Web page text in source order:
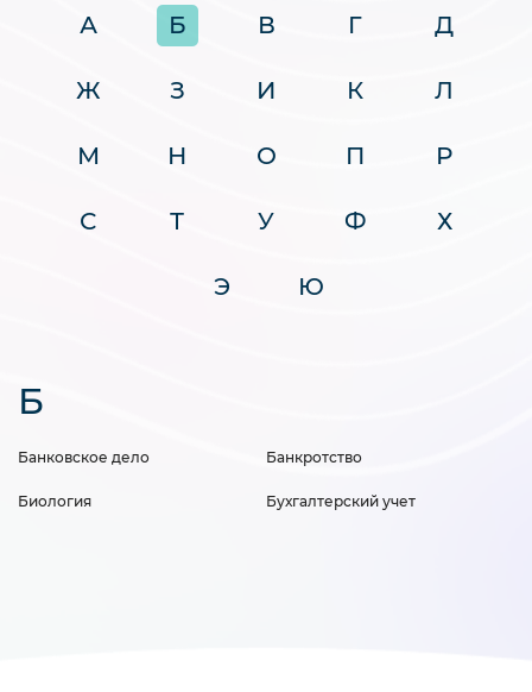
А Б В Г Д
Ж З И К Л
М Н О П Р
С Т У Ф Х
Э Ю
Б
Банковское дело Банкротство
Биология Бухгалтерский учет